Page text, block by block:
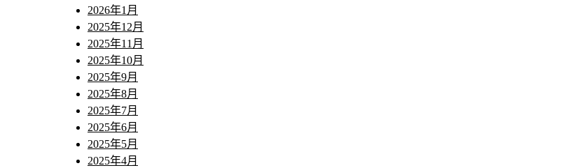
2026年1月
2025年12月
2025年11月
2025年10月
2025年9月
2025年8月
2025年7月
2025年6月
2025年5月
2025年4月